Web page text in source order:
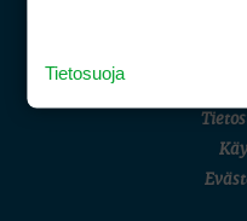
(digi)
Tietosuoja